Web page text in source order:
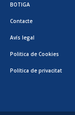
BOTIGA
Contacte
Avís legal
Politica de Cookies
Política de privacitat